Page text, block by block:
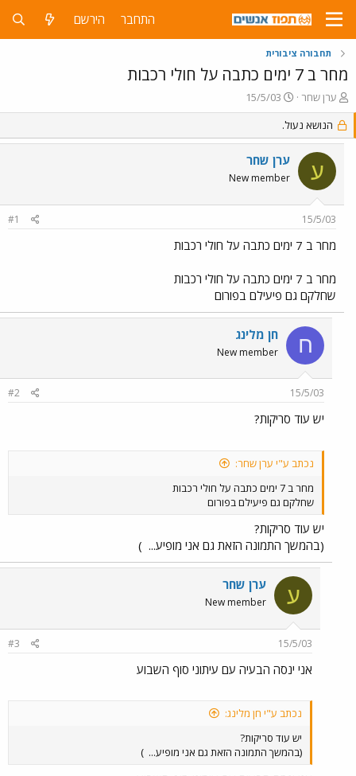
התחבר הירשם
תחבורה ציבורית
מחר ב 7 ימים כתבה על חולי רכבות
פ
ו
ת
ח
נ
ערן שחר
פ
ו
ס
ם
ב
ת
ך
15/5/03
הנושא נעול.
ע ערן שחר
New member
15/5/03
#1
מחר ב 7 ימים כתבה על חולי רכבות
מחר ב 7 ימים כתבה על חולי רכבות
שחלקם גם פיעילם בפורום
ח חן מלינג
New member
15/5/03
#2
יש עוד סריקות?
נכתב ע"י ערן שחר:
מחר ב 7 ימים כתבה על חולי רכבות
שחלקם גם פיעילם בפורום
יש עוד סריקות?
(בהמשך התמונה הזאת גם אני מופיע... )
ע ערן שחר
New member
15/5/03
#3
אני ינסה הבעיה עם עיתוני סוף השבוע
נכתב ע"י חן מלינג:
יש עוד סריקות?
(בהמשך התמונה הזאת גם אני מופיע... )